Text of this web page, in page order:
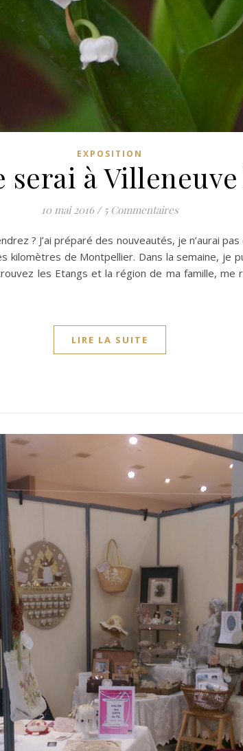
EXPOSITION
serai à
10 mai 2016 / 5 Commentaires
? J’ai préparé des nouveautés, je n’aurai
kilomètres de Montpellier. Dans la semaine, je
les Etangs et la région de ma famille, me
LIRE LA SUITE